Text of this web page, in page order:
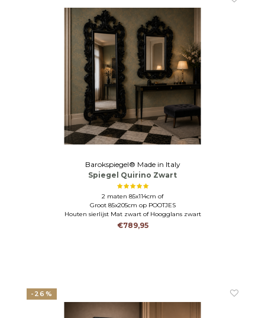
Barokspiegel® Made in Italy
Spiegel Quirino Zwart
2 maten 85x114cm of
Groot 85x205cm op POOTJES
Houten sierlijst Mat zwart of Hoogglans zwart
€789,95
-26%